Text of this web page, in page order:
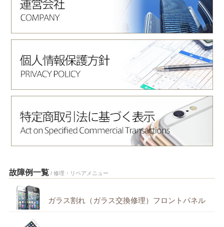
故障例一覧 / 修理・リペアメニュー
ガラス割れ（ガラス交換修理）フロントパネル